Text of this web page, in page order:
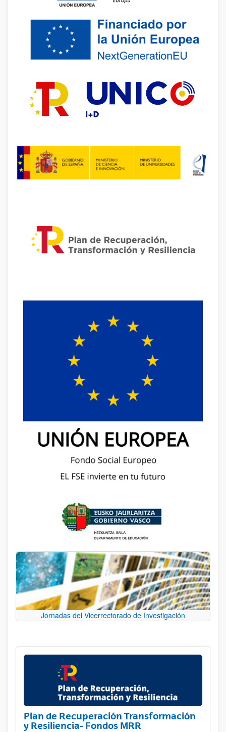
Jornadas del Vicerrectorado de Investigación
Plan de Recuperación Transformación
y Resiliencia- Fondos MRR